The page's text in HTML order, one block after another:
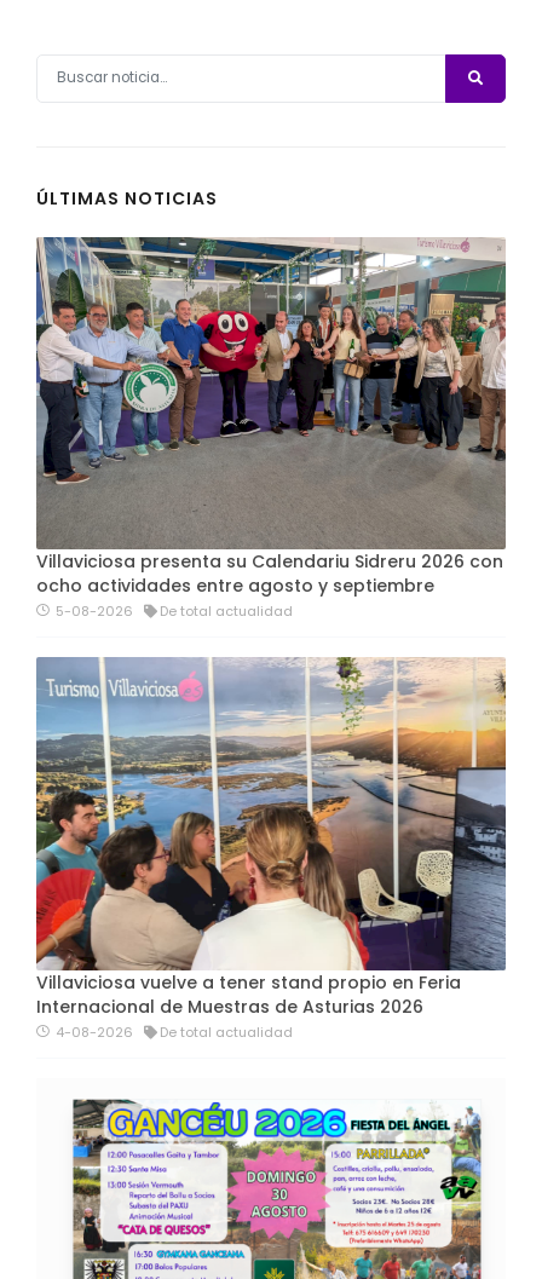
ÚLTIMAS NOTICIAS
Villaviciosa presenta su Calendariu Sidreru 2026 con
ocho actividades entre agosto y septiembre
5-08-2026 De total actualidad
Villaviciosa vuelve a tener stand propio en Feria
Internacional de Muestras de Asturias 2026
4-08-2026 De total actualidad